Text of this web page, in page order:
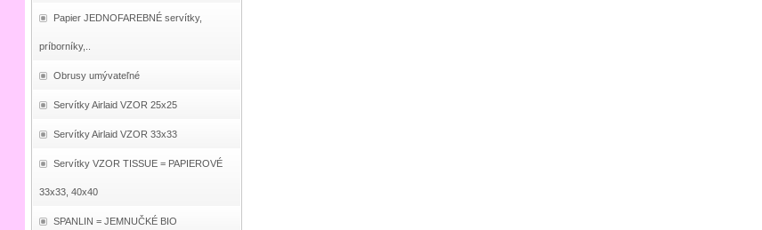
Papier JEDNOFAREBNÉ servítky,
príborníky,..
Obrusy umývateľné
Servítky Airlaid VZOR 25x25
Servítky Airlaid VZOR 33x33
Servítky VZOR TISSUE = PAPIEROVÉ
33x33, 40x40
SPANLIN = JEMNUČKÉ BIO